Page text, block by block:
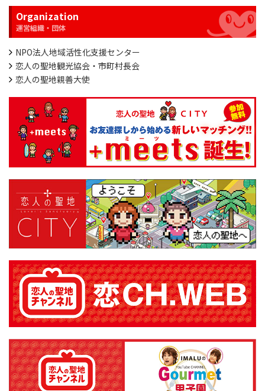
Organization
NPO法人地域活性化支援センター
恋人の聖地観光協会・市町村長会
恋人の聖地親善大使